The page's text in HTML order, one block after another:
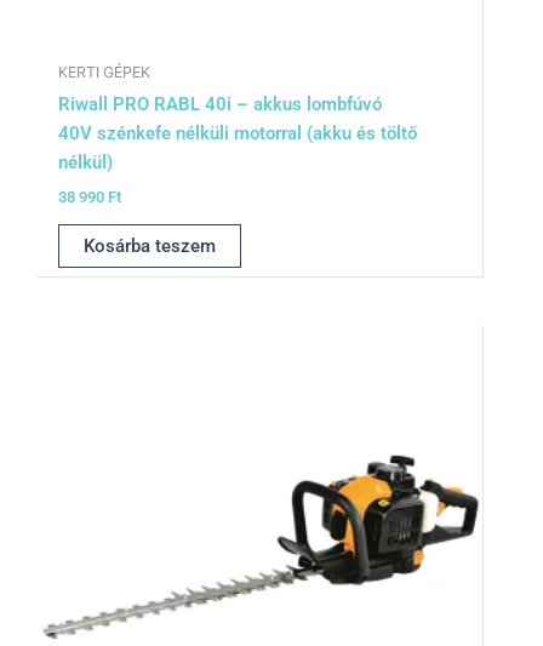
KERTI GÉPEK
Riwall PRO RABL 40i – akkus lombfúvó
40V szénkefe nélküli motorral (akku és töltő
nélkül)
38 990 Ft
Kosárba teszem